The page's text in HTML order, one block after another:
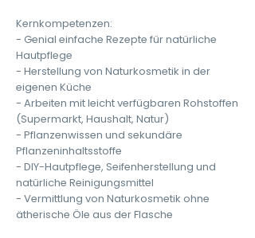
Kernkompetenzen:
- Genial einfache Rezepte für natürliche
Hautpflege
- Herstellung von Naturkosmetik in der
eigenen Küche
- Arbeiten mit leicht verfügbaren Rohstoffen
(Supermarkt, Haushalt, Natur)
- Pflanzenwissen und sekundäre
Pflanzeninhaltsstoffe
- DIY-Hautpflege, Seifenherstellung und
natürliche Reinigungsmittel
- Vermittlung von Naturkosmetik ohne
ätherische Öle aus der Flasche